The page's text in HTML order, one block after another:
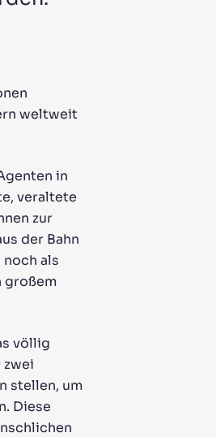
weltweit
in
veraltete
zur
der Bahn
als
großem
völlig
zwei
stellen, um
Diese